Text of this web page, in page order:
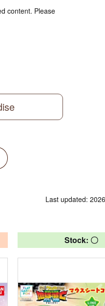
content. Please
Last updated:
Stock: 〇